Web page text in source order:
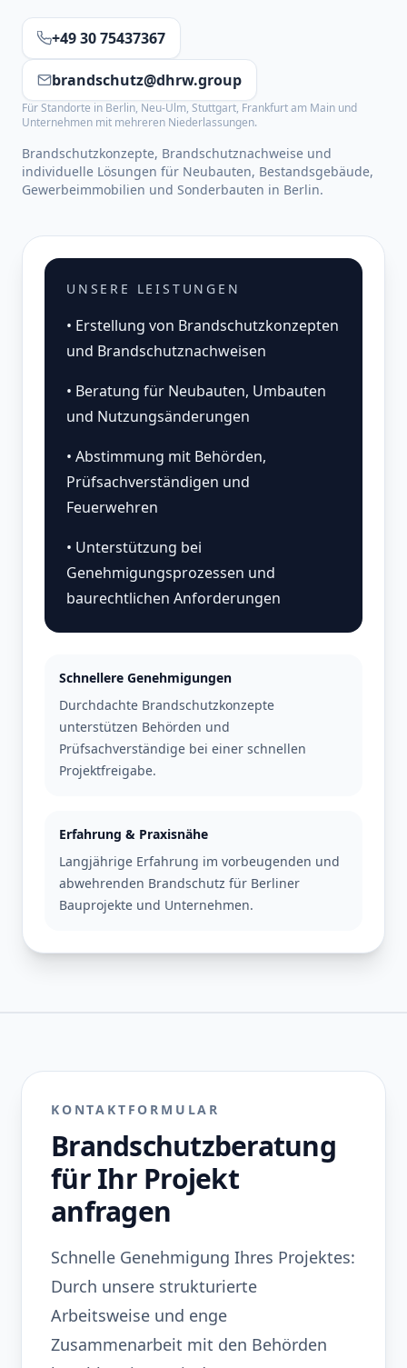
+49 30 75437367
brandschutz@dhrw.group
Für Standorte in Berlin, Neu-Ulm, Stuttgart, Frankfurt am Main und
Unternehmen mit mehreren Niederlassungen.
Brandschutzkonzepte, Brandschutznachweise und
individuelle Lösungen für Neubauten, Bestandsgebäude,
Gewerbeimmobilien und Sonderbauten in Berlin.
UNSERE LEISTUNGEN
• Erstellung von Brandschutzkonzepten
und Brandschutznachweisen
• Beratung für Neubauten, Umbauten
und Nutzungsänderungen
• Abstimmung mit Behörden,
Prüfsachverständigen und
Feuerwehren
• Unterstützung bei
Genehmigungsprozessen und
baurechtlichen Anforderungen
Schnellere Genehmigungen
Durchdachte Brandschutzkonzepte
unterstützen Behörden und
Prüfsachverständige bei einer schnellen
Projektfreigabe.
Erfahrung & Praxisnähe
Langjährige Erfahrung im vorbeugenden und
abwehrenden Brandschutz für Berliner
Bauprojekte und Unternehmen.
KONTAKTFORMULAR
Brandschutzberatung
für Ihr Projekt
anfragen
Schnelle Genehmigung Ihres Projektes:
Durch unsere strukturierte
Arbeitsweise und enge
Zusammenarbeit mit den Behörden